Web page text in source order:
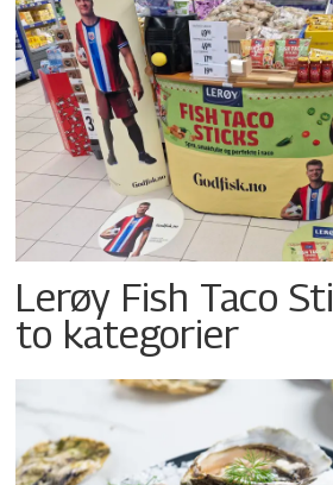
Lerøy Fish Taco
to kategorier